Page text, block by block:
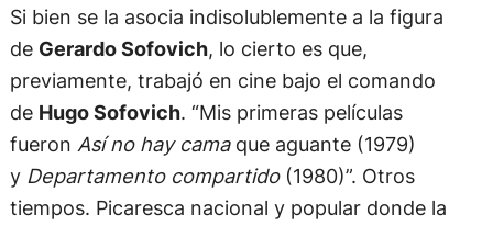
Si bien se la asocia indisolublemente a la figura
de Gerardo Sofovich, lo cierto es que,
previamente, trabajó en cine bajo el comando
de Hugo Sofovich. “Mis primeras películas
fueron Así no hay cama que aguante (1979)
y Departamento compartido(1980)”. Otros
tiempos. Picaresca nacional y popular donde la